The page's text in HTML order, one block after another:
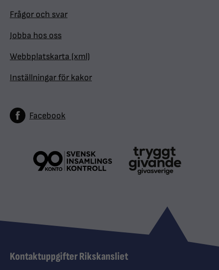
Frågor och svar
Jobba hos oss
Webbplatskarta (xml)
Inställningar för kakor
Facebook
Kontaktuppgifter Rikskansliet